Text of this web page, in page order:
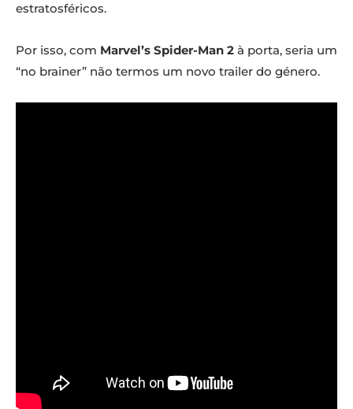
estratosféricos.
Por isso, com Marvel’s Spider-Man 2 à porta, seria um
“no brainer” não termos um novo trailer do género.